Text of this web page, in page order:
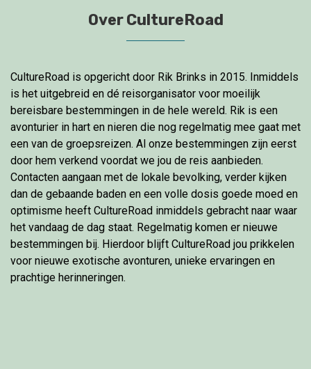
Over CultureRoad
CultureRoad is opgericht door Rik Brinks in 2015. Inmiddels
is het uitgebreid en dé reisorganisator voor moeilijk
bereisbare bestemmingen in de hele wereld. Rik is een
avonturier in hart en nieren die nog regelmatig mee gaat met
een van de groepsreizen. Al onze bestemmingen zijn eerst
door hem verkend voordat we jou de reis aanbieden.
Contacten aangaan met de lokale bevolking, verder kijken
dan de gebaande baden en een volle dosis goede moed en
optimisme heeft CultureRoad inmiddels gebracht naar waar
het vandaag de dag staat. Regelmatig komen er nieuwe
bestemmingen bij. Hierdoor blijft CultureRoad jou prikkelen
voor nieuwe exotische avonturen, unieke ervaringen en
prachtige herinneringen.